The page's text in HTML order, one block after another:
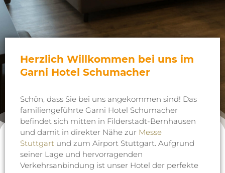
Herzlich Willkommen bei uns im
Garni Hotel Schumacher
Schön, dass Sie bei uns angekommen sind! Das
familiengeführte Garni Hotel Schumacher
befindet sich mitten in Filderstadt-Bernhausen
und damit in direkter Nähe zur Messe
Stuttgart und zum Airport Stuttgart. Aufgrund
seiner Lage und hervorragenden
Verkehrsanbindung ist unser Hotel der perfekte